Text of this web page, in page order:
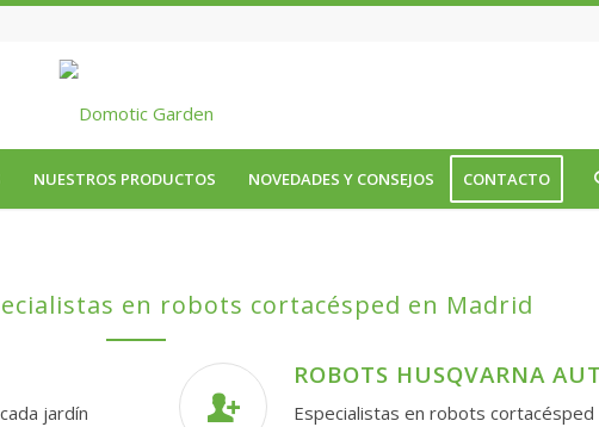
NUESTROS PRODUCTOS NOVEDADES Y CONSEJOS CONTACTO
en robots cortacésped en Madrid
jardín
ROBOTS HUSQVARNA
Especialistas en robots